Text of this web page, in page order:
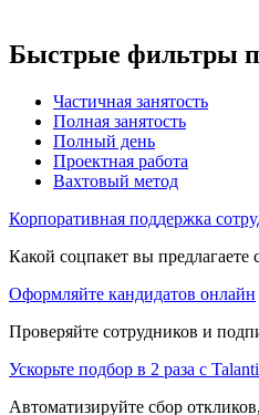
Быстрые фильтры
Частичная занятость
Полная занятость
Полный день
Проектная работа
Вахтовый метод
Корпоративная поддержка
Какой соцпакет вы
Оформляйте кандидатов онлайн
Проверяйте сотрудников и
Ускорьте подбор в 2 раза с
Автоматизируйте сбор